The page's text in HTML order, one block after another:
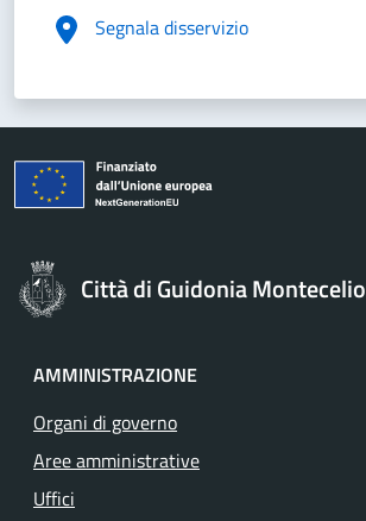
Segnala disservizio
Città di Guidonia Montecelio
AMMINISTRAZIONE
Organi di governo
Aree amministrative
Uffici